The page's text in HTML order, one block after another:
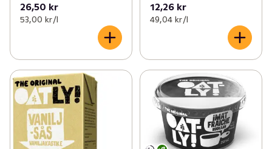
26,50 kr
53,00 kr /l
12,26 kr
49,04 kr /l